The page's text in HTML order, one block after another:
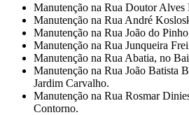
Manutenção na Rua Doutor
Manutenção na Rua André
Manutenção na Rua João do
Manutenção na Rua Junqueira
Manutenção na Rua Abatia, no
Manutenção na Rua João Batista
Jardim Carvalho.
Manutenção na Rua Rosmar
Contorno.